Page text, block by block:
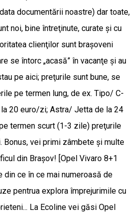
documentării noastre) dar toate,
noi, bine întreţinute, curate şi cu
clienţilor sunt braşoveni
se întorc „acasă” în vacanţe şi au
pe aici; preţurile sunt bune, se
pe termen lung, de ex. Tipo/ C-
20 euro/zi; Astra/ Jetta de la 24
termen scurt (1-3 zile) preţurile
vei primi zâmbete şi multe
din Braşov! [Opel Vivaro 8+1
din ce în ce mai numeroasă de
pentrua explora împrejurimile cu
La Ecoline vei găsi Opel